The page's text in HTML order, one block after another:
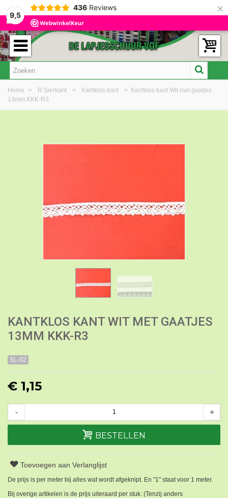
9,5
436 Reviews ×
Home > R Sierkant > Kantklos kant > Kantklos kant Wit met gaatjes
13mm KKK-R3
KANTKLOS KANT WIT MET GAATJES
13MM KKK-R3
SL-02
€ 1,15
- +
BESTELLEN
Toevoegen aan Verlanglijst
De prijs is per meter bij alles wat wordt afgeknipt. En "1" staat voor 1 meter.
Bij overige artikelen is de prijs uiteraard per stuk. (Tenzij anders